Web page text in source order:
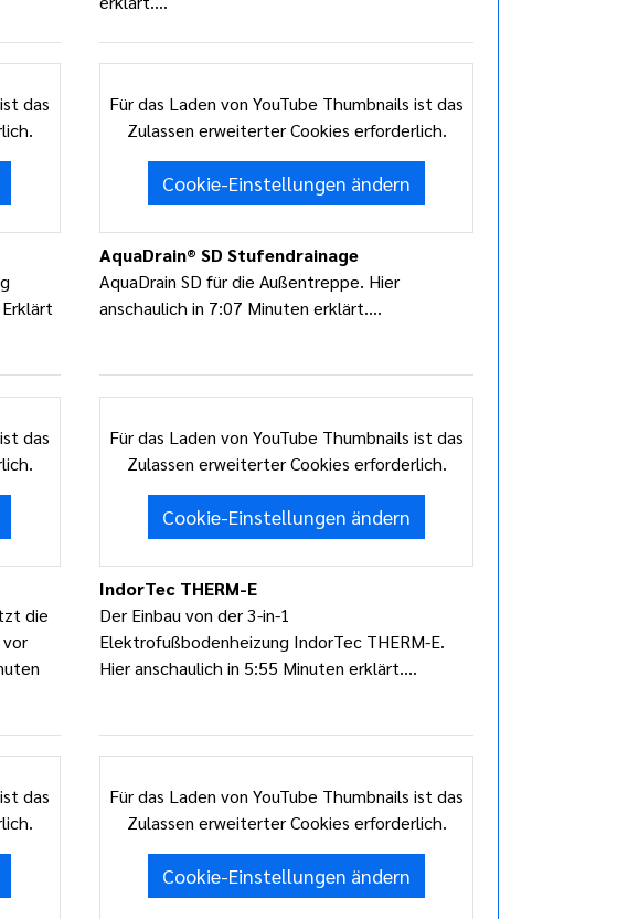
das
Für das Laden von YouTube Thumbnails ist das
Zulassen erweiterter Cookies erforderlich.
Cookie-Einstellungen ändern
AquaDrain® SD Stufendrainage
AquaDrain SD für die Außentreppe. Hier
anschaulich in 7:07 Minuten erklärt....
das
die
Für das Laden von YouTube Thumbnails ist das
Zulassen erweiterter Cookies erforderlich.
Cookie-Einstellungen ändern
IndorTec THERM-E
Der Einbau von der 3-in-1
Elektrofußbodenheizung IndorTec THERM-E.
Hier anschaulich in 5:55 Minuten erklärt....
das
Für das Laden von YouTube Thumbnails ist das
Zulassen erweiterter Cookies erforderlich.
Cookie-Einstellungen ändern